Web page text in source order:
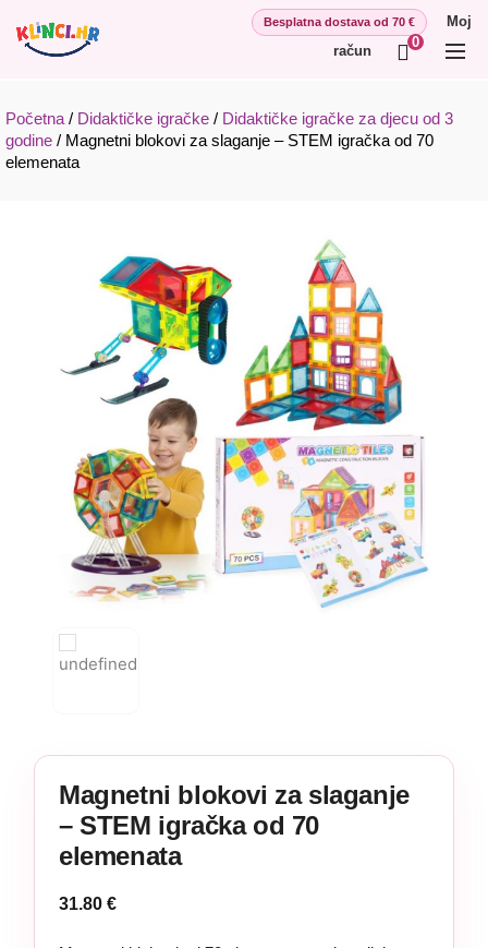
Moj
račun
0
Početna / Didaktičke igračke / Didaktičke igračke za djecu od 3
godine / Magnetni blokovi za slaganje – STEM igračka od 70
elemenata
Magnetni blokovi za slaganje
– STEM igračka od 70
elemenata
31.80 €